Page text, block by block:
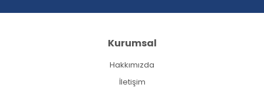
Kurumsal
Hakkımızda
İletişim